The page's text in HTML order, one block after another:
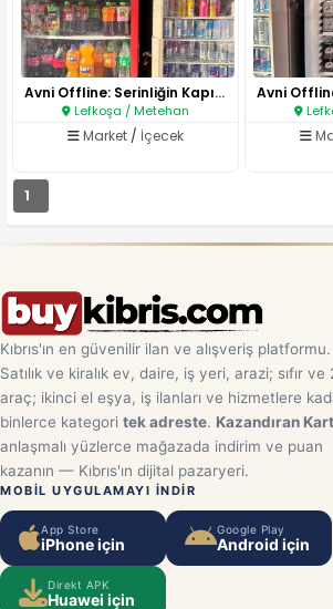
Avni Offline: Serinliğin Kapıs..
Lefkoşa / Metehan
Market / İçecek
1
Kıbrıs'ın en güvenilir ilan ve alışveriş platformu.
Satılık ve kiralık ev, daire, iş yeri, arazi; sıfır ve
araç; ikinci el eşya, iş ilanları ve hizmetlere
binlerce kategori tek adreste. Kazandıran Kart
anlaşmalı yüzlerce mağazada indirim ve puan
kazanın — Kıbrıs'ın dijital pazaryeri.
MOBIL UYGULAMAYI INDIR
App Store
iPhone için
Google Play
Android için
Direkt APK
Huawei için